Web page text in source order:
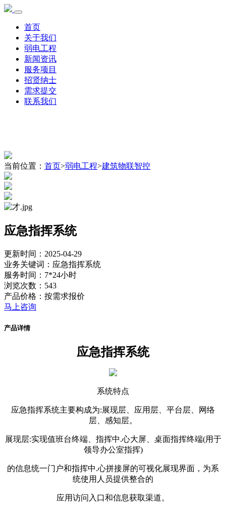
首页
关于我们
弱电工程
新闻资讯
服务项目
招贤纳士
需求提交
联系我们
当前位置： 首页>弱电工程>建筑物联智控
应急指挥系统
更新时间：2025-04-29
业务关键词：应急指挥系统
服务时间：7*24小时
浏览次数：543
产品价格：按需求报价
马上咨询
产品详情
应急指挥系统
系统特点
应急指挥系统主要构成为:展现层、应用层、平台层、网络
层、感知层。
展现层:实现值班台终端、指挥中.心大屏、桌面指挥终端(用于
领导办公室指挥)
的信息统一门户和指挥中.心拼接屏的可视化展现界面，为系
统使用人员提供整合的
应用访问入口和信息获取渠道。